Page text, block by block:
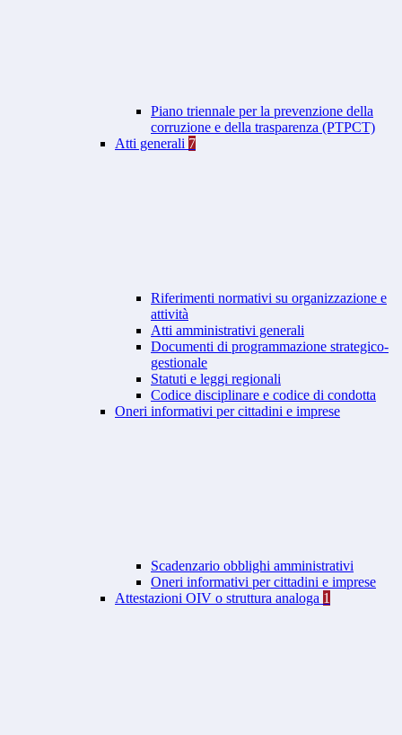
Piano triennale per la prevenzione della
corruzione e della trasparenza (PTPCT)
Atti generali 7
Riferimenti normativi su organizzazione e
attività
Atti amministrativi generali
Documenti di programmazione strategico-
gestionale
Statuti e leggi regionali
Codice disciplinare e codice di condotta
Oneri informativi per cittadini e imprese
Scadenzario obblighi amministrativi
Oneri informativi per cittadini e imprese
Attestazioni OIV o struttura analoga 1